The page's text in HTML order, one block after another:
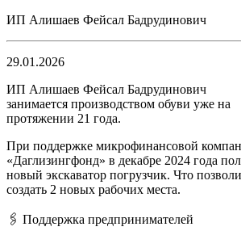
ИП Алишаев Фейсал Бадрудинович
29.01.2026
ИП Алишаев Фейсал Бадрудинович
занимается производством обуви уже на
протяжении 21 года.
При поддержке микрофинансовой
«Даглизингфонд» в декабре 2024 года
новый экскаватор погрузчик. Что
создать 2 новых рабочих места.
🖇 Поддержка предпринимателей